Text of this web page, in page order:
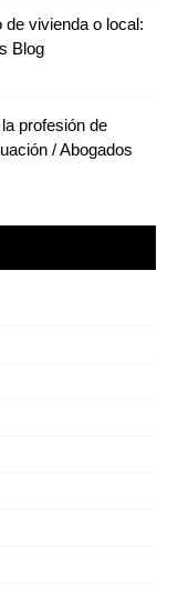
vivienda o local:
Blog
profesión de
/ Abogados